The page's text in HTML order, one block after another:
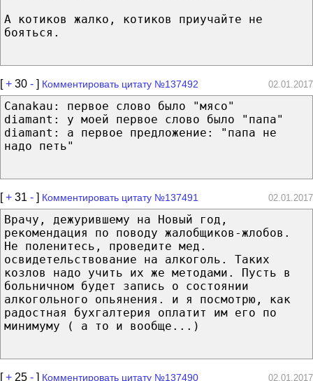
А котиков жалко, котиков приучайте не
бояться.
[+ 30 - ] Комментировать цитату №137492 02.01.2017
Canakau: первое слово было "мясо"
diamant: у моей первое слово было "папа"
diamant: а первое предложение: "папа не
надо петь"
[+ 31 - ] Комментировать цитату №137491 02.01.2017
Врачу, дежурившему на Новый год,
рекомендация по поводу жалобщиков-жлобов.
Не поленитесь, проведите мед.
освидетельствование на алкоголь. Таких
козлов надо учить их же методами. Пусть в
больничном будет запись о состоянии
алкогольного опьянения. и я посмотрю, как
радостная бухгалтерия оплатит им его по
минимуму ( а то и вообще...)
[+ 25 - ] Комментировать цитату №137490 02.01.2017